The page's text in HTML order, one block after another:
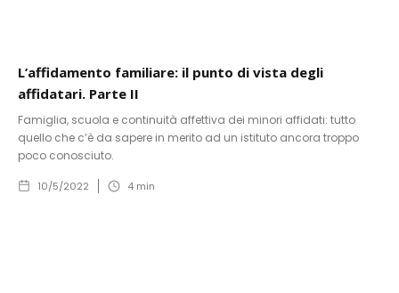
L’affidamento familiare: il punto di vista degli
affidatari. Parte II
Famiglia, scuola e continuità affettiva dei minori affidati: tutto
quello che c’è da sapere in merito ad un istituto ancora troppo
poco conosciuto.
10/5/2022 4 min